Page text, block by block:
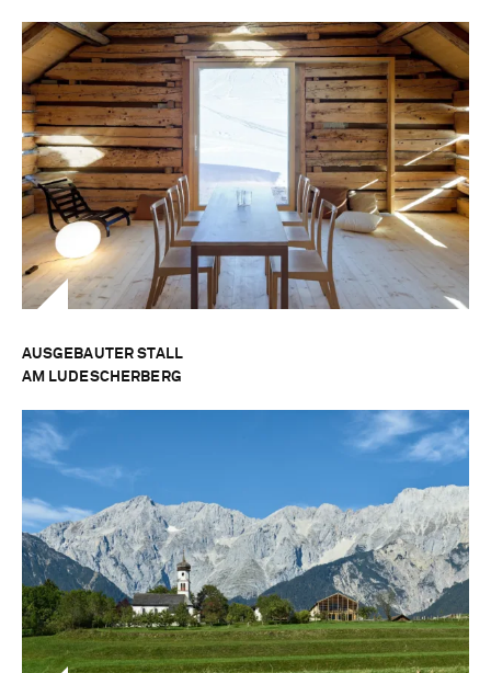
AUSGEBAUTER STALL
AM LUDESCHERBERG